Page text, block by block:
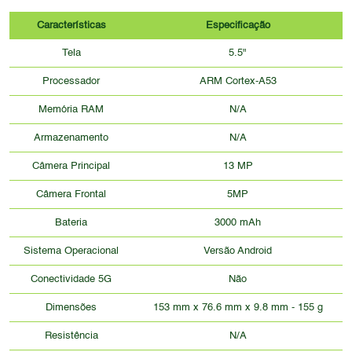
Características Especificação
Tela 5.5"
Processador ARM Cortex-A53
Memória RAM N/A
Armazenamento N/A
Câmera Principal 13 MP
Câmera Frontal 5MP
Bateria 3000 mAh
Sistema Operacional Versão Android
Conectividade 5G Não
Dimensões 153 mm x 76.6 mm x 9.8 mm - 155 g
Resistência N/A